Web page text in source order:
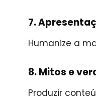
7.
Humanize a
8. Mitos e
Produzir